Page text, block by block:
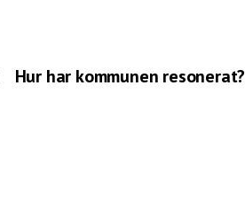
Hur har kommunen resonerat?